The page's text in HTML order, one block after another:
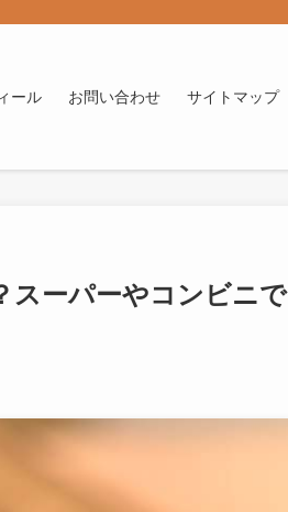
ール お問い合わせ サイトマップ
スーパーやコンビニで